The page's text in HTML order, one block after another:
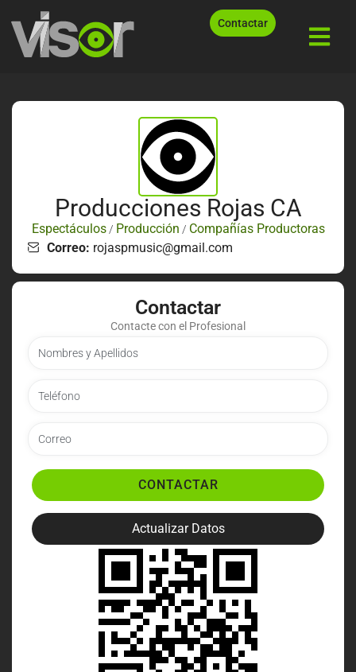
Contactar
Producciones Rojas CA
Espectáculos/ Producción / Compañías Productoras
Correo: rojaspmusic@gmail.com
Contactar
Contacte con el Profesional
CONTACTAR
Actualizar Datos